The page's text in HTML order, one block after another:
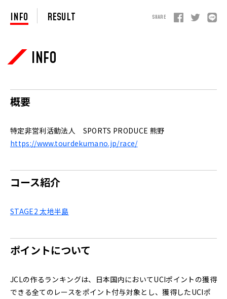
INFO RESULT SHARE
INFO
概要
特定非営利活動法人 SPORTS PRODUCE 熊野
https://www.tourdekumano.jp/race/
コース紹介
STAGE2 太地半島
ポイントについて
JCLの作るランキングは、日本国内においてUCIポイントの獲得
できる全てのレースをポイント付与対象とし、獲得したUCIポ